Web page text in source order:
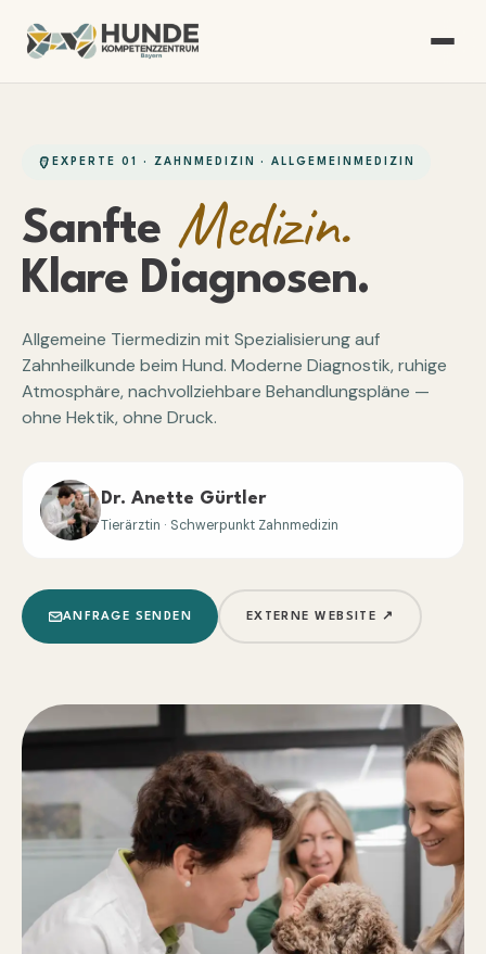
EXPERTE 01 · ZAHNMEDIZIN · ALLGEMEINMEDIZIN
Sanfte Medizin.
Klare Diagnosen.
Allgemeine Tiermedizin mit Spezialisierung auf
Zahnheilkunde beim Hund. Moderne Diagnostik, ruhige
Atmosphäre, nachvollziehbare Behandlungspläne —
ohne Hektik, ohne Druck.
Dr. Anette Gürtler
Tierärztin · Schwerpunkt Zahnmedizin
ANFRAGE SENDEN EXTERNE WEBSITE ↗